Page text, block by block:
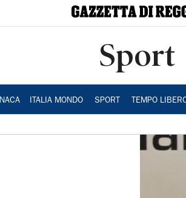
Sport
ITALIA MONDO SPORT TEMPO